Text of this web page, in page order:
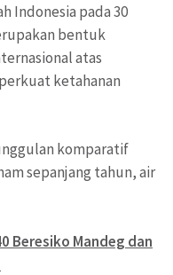
Indonesia pada 30
bentuk
atas
ketahanan
komparatif
sepanjang tahun, air
Beresiko Mandeg dan